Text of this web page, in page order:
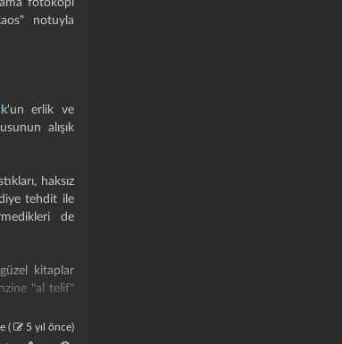
ama fotokopi
notuyla
'un erlik ve
alışık
haksız
tehdit ile
de
kitaplar
"al telif"
( 5 yıl önce)